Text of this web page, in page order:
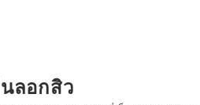
ลอกสิว